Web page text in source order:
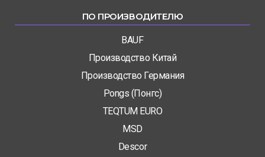
ПО ПРОИЗВОДИТЕЛЮ
BAUF
Производство Китай
Производство Германия
Pongs (Понгс)
TEQTUM EURO
MSD
Descor